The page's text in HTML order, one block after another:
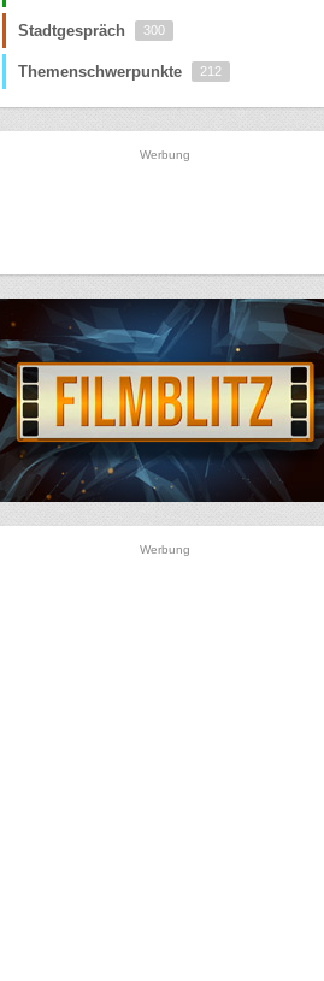
Stadtgespräch 300
Themenschwerpunkte 212
Werbung
Werbung